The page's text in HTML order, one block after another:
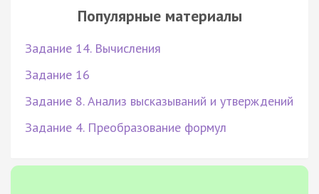
Популярные материалы
Задание 14. Вычисления
Задание 16
Задание 8. Анализ высказываний и утверждений
Задание 4. Преобразование формул